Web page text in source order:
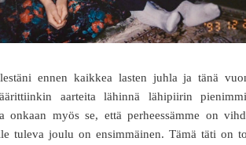
ennen kaikkea lasten juhla ja tänä
aarteita lähinnä lähipiirin
onkaan myös se, että perheessämme on
tuleva joulu on ensimmäinen. Tämä täti on